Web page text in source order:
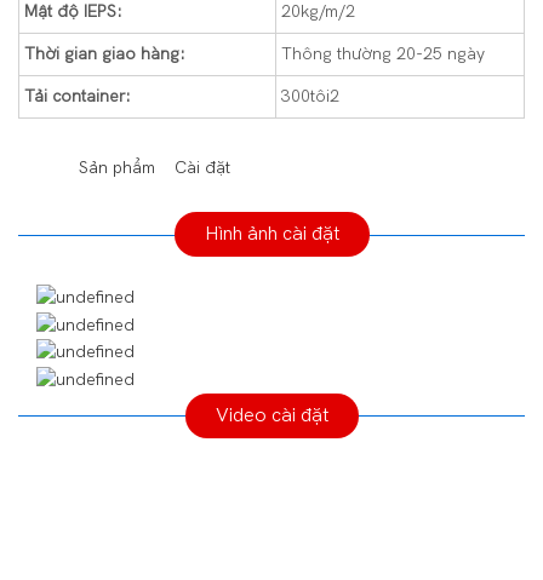
Mật độ IEPS: 20kg/m/2
Thời gian giao hàng: Thông thường 20-25 ngày
Tải container: 300tôi2
Sản phẩm Cài đặt
Hình ảnh cài đặt
Video cài đặt